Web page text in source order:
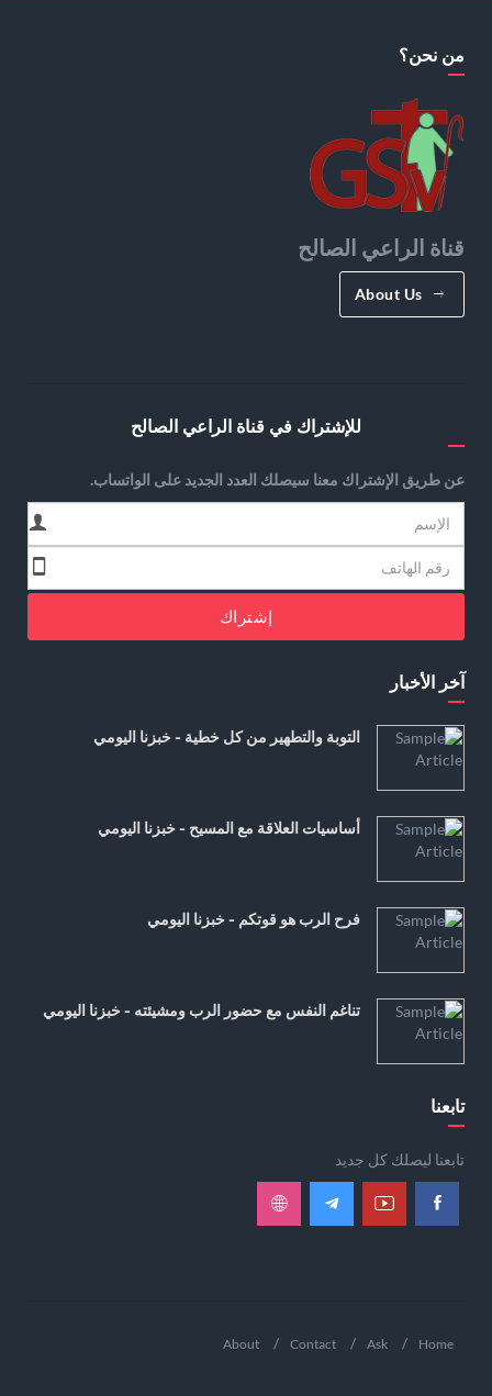
من نحن؟
قناة الراعي الصالح
About Us
للإشتراك في قناة الراعي الصالح
عن طريق الإشتراك معنا سيصلك العدد الجديد على الواتساب.
إشتراك
آخر الأخبار
التوبة والتطهير من كل خطية - خبزنا اليومي
أساسيات العلاقة مع المسيح - خبزنا اليومي
فرح الرب هو قوتكم - خبزنا اليومي
تناغم النفس مع حضور الرب ومشيئته - خبزنا اليومي
تابعنا
تابعنا ليصلك كل جديد
Home
Ask
Contact
About